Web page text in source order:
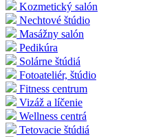
Kozmetický salón
Nechtové štúdio
Masážny salón
Pedikúra
Solárne štúdiá
Fotoateliér, štúdio
Fitness centrum
Vizáž a líčenie
Wellness centrá
Tetovacie štúdiá